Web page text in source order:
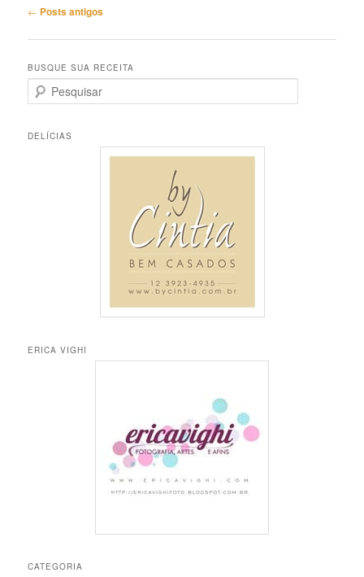
Navegação
posts
← Posts antigos
BUSQUE SUA RECEITA
e
q
DELÍCIAS
ERICA VIGHI
CATEGORIA